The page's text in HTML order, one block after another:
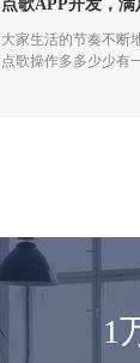
点歌APP开发，
大家生活的节奏不断
点歌操作多多少少有
1